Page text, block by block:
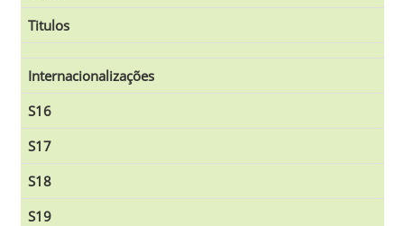
Titulos
Internacionalizações
S16
S17
S18
S19